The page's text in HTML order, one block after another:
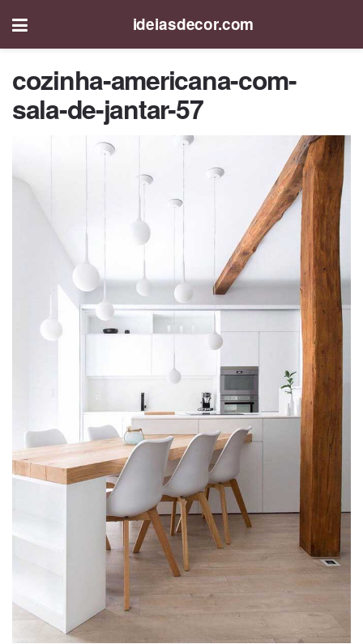
ideiasdecor.com
cozinha-americana-com-
sala-de-jantar-57